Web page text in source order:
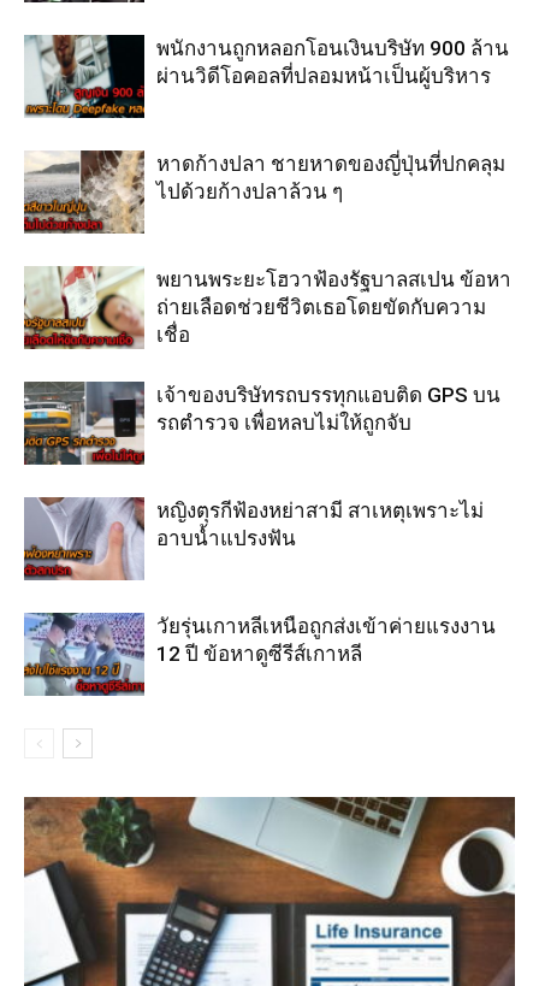
พนักงานถูกหลอกโอนเงินบริษัท 900 ล้าน
ผ่านวิดีโอคอลที่ปลอมหน้าเป็นผู้บริหาร
หาดก้างปลา ชายหาดของญี่ปุ่นที่ปกคลุม
ไปด้วยก้างปลาล้วน ๆ
พยานพระยะโฮวาฟ้องรัฐบาลสเปน ข้อหา
ถ่ายเลือดช่วยชีวิตเธอโดยขัดกับความ
เชื่อ
เจ้าของบริษัทรถบรรทุกแอบติด GPS บน
รถตำรวจ เพื่อหลบไม่ให้ถูกจับ
หญิงตุรกีฟ้องหย่าสามี สาเหตุเพราะไม่
อาบน้ำแปรงฟัน
วัยรุ่นเกาหลีเหนือถูกส่งเข้าค่ายแรงงาน
12 ปี ข้อหาดูซีรีส์เกาหลี